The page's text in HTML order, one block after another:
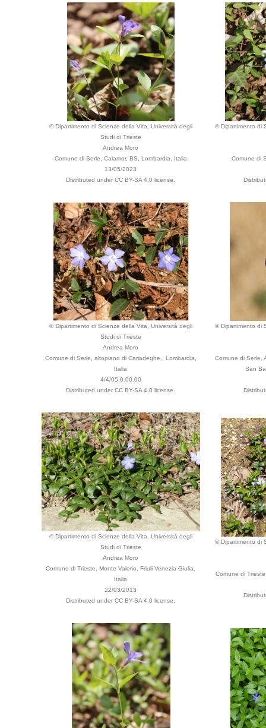
© Dipartimento di Scienze della Vita, Università degli
Studi di Trieste
Andrea Moro
Comune di Serle, Calamor, BS, Lombardia, Italia
13/05/2023
Distributed under CC BY-SA 4.0 license.
© Dipartimento di
Comune di
© Dipartimento di Scienze della Vita, Università degli
Studi di Trieste
Andrea Moro
Comune di Serle, altopiano di Cariadeghe., Lombardia,
Italia
4/4/05 0.00.00
Distributed under CC BY-SA 4.0 license.
© Dipartimento di
Comune di Serle,
San
© Dipartimento di Scienze della Vita, Università degli
Studi di Trieste
Andrea Moro
Comune di Trieste, Monte Valerio, Friuli Venezia Giulia,
Italia
22/03/2013
Distributed under CC BY-SA 4.0 license.
© Dipartimento di
Comune di